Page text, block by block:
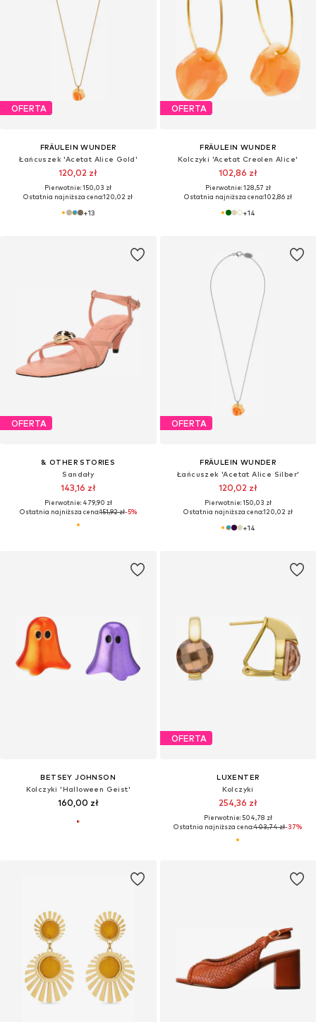
OFERTA
FRÄULEIN WUNDER
Łańcuszek 'Acetat Alice Gold'
120,02 zł
Pierwotnie: 150,03 zł
Ostatnia najniższa cena:120,02 zł
+13
OFERTA
FRÄULEIN WUNDER
Kolczyki 'Acetat Creolen Alice'
102,86 zł
Pierwotnie: 128,57 zł
Ostatnia najniższa cena:102,86 zł
+14
OFERTA
& OTHER STORIES
Sandały
143,16 zł
Pierwotnie: 479,90 zł
Ostatnia najniższa cena:151,92 zł-5%
OFERTA
FRÄULEIN WUNDER
Łańcuszek 'Acetat Alice Silber'
120,02 zł
Pierwotnie: 150,03 zł
Ostatnia najniższa cena:120,02 zł
+14
BETSEY JOHNSON
Kolczyki 'Halloween Geist'
160,00 zł
OFERTA
LUXENTER
Kolczyki
254,36 zł
Pierwotnie: 504,78 zł
Ostatnia najniższa cena:403,74 zł-37%